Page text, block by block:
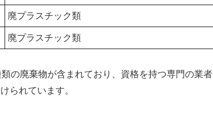
廃プラスチック類
廃プラスチック類
の廃棄物が含まれており、資格を持つ専門の業者
られています。